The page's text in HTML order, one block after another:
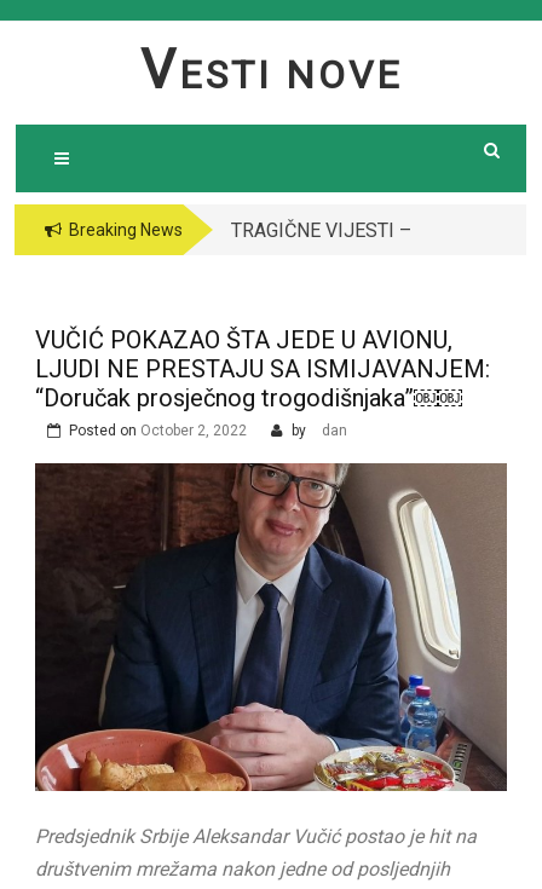
VESTI NOVE
Breaking News
TRAGIČNE VIJESTI –
i ogroman broj ljudi
ispred njene kuće￼￼
VODITELJICA
GROFA I NAPUSTILA
SRBIJU: Čekajte da
vidite kako danas
izgleda￼
VUČIĆ POKAZAO ŠTA JEDE U AVIONU,
LJUDI NE PRESTAJU SA ISMIJAVANJEM:
“Doručak prosječnog trogodišnjaka”￼￼
Posted on October 2, 2022 by dan
Predsjednik Srbije Aleksandar Vučić postao je hit na
društvenim mrežama nakon jedne od posljednjih